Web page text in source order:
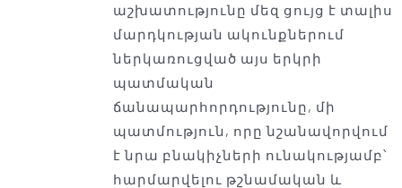
աշխատությունը մեզ ցույց է տալիս
մարդկության ակունքներում
ներկառուցված այս երկրի
պատմական
ճանապարհորդությունը, մի
պատմություն, որը նշանավորվում
է նրա բնակիչների ունակությամբ՝
հարմարվելու թշնամական և